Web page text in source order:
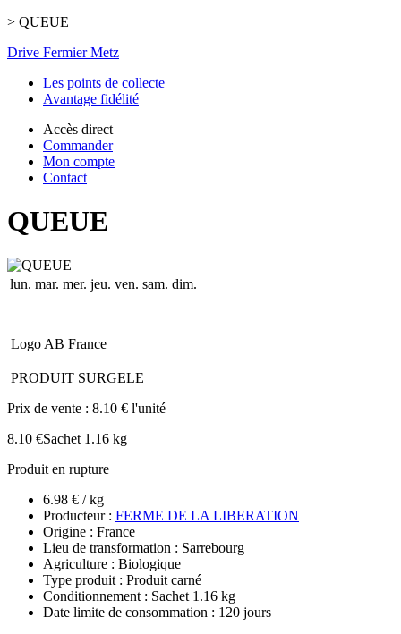
> QUEUE
Drive Fermier Metz
Les points de collecte
Avantage fidélité
Accès direct
Commander
Mon compte
Contact
QUEUE
lun. mar. mer. jeu. ven. sam. dim.
Logo AB France
PRODUIT SURGELE
Prix de vente : 8.10 € l'unité
8.10 €Sachet 1.16 kg
Produit en rupture
6.98 € / kg
Producteur : FERME DE LA LIBERATION
Origine : France
Lieu de transformation : Sarrebourg
Agriculture : Biologique
Type produit : Produit carné
Conditionnement : Sachet 1.16 kg
Date limite de consommation : 120 jours